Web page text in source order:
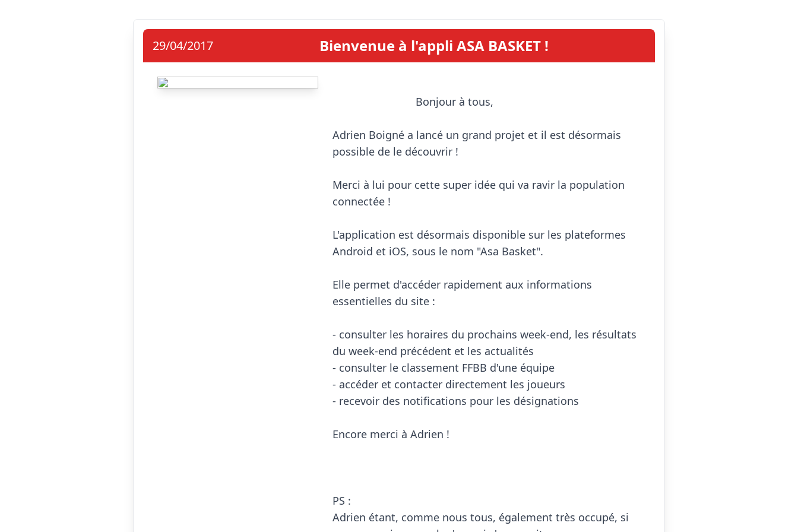
29/04/2017 Bienvenue à l'appli ASA BASKET !
Adrien Boigné a lancé un grand projet et il est désormais
possible de le découvrir !
Merci à lui pour cette super idée qui va ravir la population
connectée !
L'application est désormais disponible sur les plateformes
Android et iOS, sous le nom "Asa Basket".
Elle permet d'accéder rapidement aux informations
essentielles du site :
- consulter les horaires du prochains week-end, les résultats
du week-end précédent et les actualités
- consulter le classement FFBB d'une équipe
- accéder et contacter directement les joueurs
- recevoir des notifications pour les désignations
Encore merci à Adrien !
PS :
Adrien étant, comme nous tous, également très occupé, si